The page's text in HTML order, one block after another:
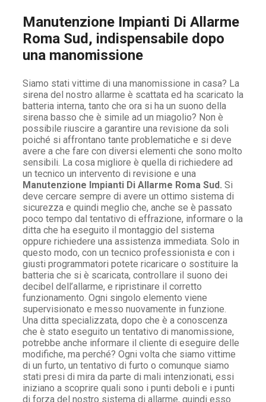
Manutenzione Impianti Di Allarme
Roma Sud, indispensabile dopo
una manomissione
Siamo stati vittime di una manomissione in casa? La
sirena del nostro allarme è scattata ed ha scaricato la
batteria interna, tanto che ora si ha un suono della
sirena basso che è simile ad un miagolio? Non è
possibile riuscire a garantire una revisione da soli
poiché si affrontano tante problematiche e si deve
avere a che fare con diversi elementi che sono molto
sensibili. La cosa migliore è quella di richiedere ad
un tecnico un intervento di revisione e una
Manutenzione Impianti Di Allarme Roma Sud. Si
deve cercare sempre di avere un ottimo sistema di
sicurezza e quindi meglio che, anche se è passato
poco tempo dal tentativo di effrazione, informare o la
ditta che ha eseguito il montaggio del sistema
oppure richiedere una assistenza immediata. Solo in
questo modo, con un tecnico professionista e con i
giusti programmatori potete ricaricare o sostituire la
batteria che si è scaricata, controllare il suono dei
decibel dell’allarme, e ripristinare il corretto
funzionamento. Ogni singolo elemento viene
supervisionato e messo nuovamente in funzione.
Una ditta specializzata, dopo che è a conoscenza
che è stato eseguito un tentativo di manomissione,
potrebbe anche informare il cliente di eseguire delle
modifiche, ma perché? Ogni volta che siamo vittime
di un furto, un tentativo di furto o comunque siamo
stati presi di mira da parte di mali intenzionati, essi
iniziano a scoprire quali sono i punti deboli e i punti
di forza del nostro sistema di allarme, quindi esso